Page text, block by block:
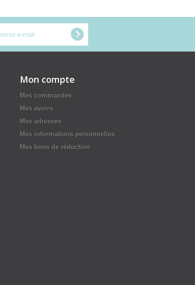
Mon compte
Mes commandes
Mes avoirs
Mes adresses
Mes informations personnelles
Mes bons de réduction